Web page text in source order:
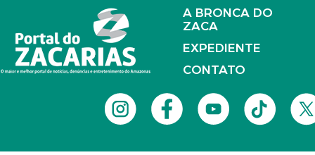
A BRONCA DO
ZACA
EXPEDIENTE
CONTATO